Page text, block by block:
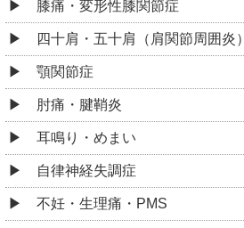
膝痛・変形性膝関節症
四十肩・五十肩（肩関節周囲炎）
顎関節症
肘痛・腱鞘炎
耳鳴り・めまい
自律神経失調症
不妊・生理痛・PMS